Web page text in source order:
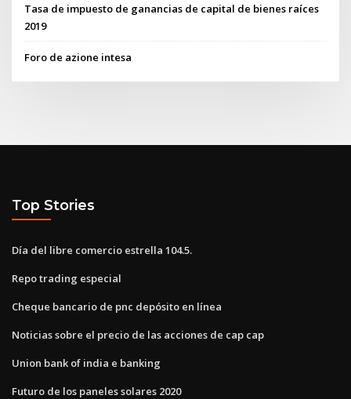
Tasa de impuesto de ganancias de capital de bienes raíces
2019
Foro de azione intesa
Top Stories
Día del libre comercio estrella 104.5.
Repo trading especial
Cheque bancario de pnc depósito en línea
Noticias sobre el precio de las acciones de cap cap
Union bank of india e banking
Futuro de los paneles solares 2020